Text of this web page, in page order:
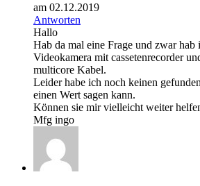
am 02.12.2019
Antworten
Hallo
Hab da mal eine Frage und zwar hab
Videokamera mit cassetenrecorder
multicore Kabel.
Leider habe ich noch keinen
einen Wert sagen kann.
Können sie mir vielleicht weiter
Mfg ingo